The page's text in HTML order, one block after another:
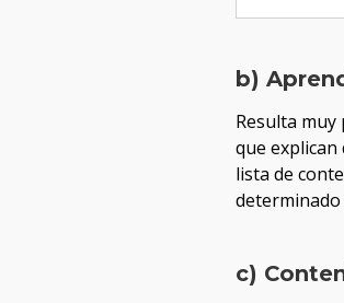
b)
Resulta
que explican
lista de
c)